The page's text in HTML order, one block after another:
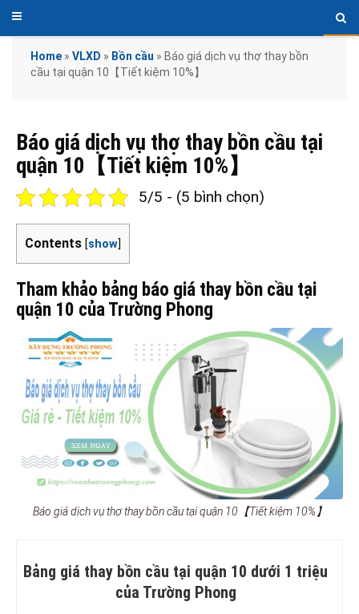
Home » VLXD » Bồn cầu » Báo giá dịch vụ thợ thay bồn
cầu tại quận 10【Tiết kiệm 10%】
Báo giá dịch vụ thợ thay bồn cầu tại
quận 10【Tiết kiệm 10%】
5/5 - (5 bình chọn)
Contents [show]
Tham khảo bảng báo giá thay bồn cầu tại
quận 10 của Trường Phong
Báo giá dịch vụ thợ thay bồn cầu tại quận 10【Tiết kiệm 10%】
Bảng giá thay bồn cầu tại quận 10 dưới 1 triệu
của Trường Phong